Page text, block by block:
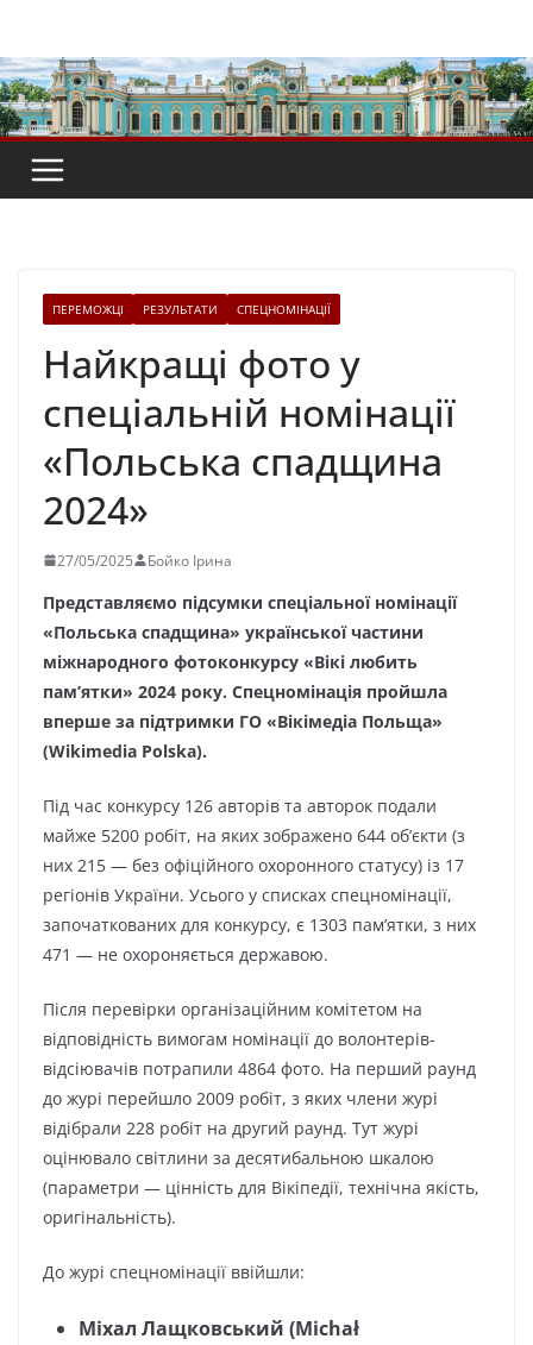
вмісту
ПЕРЕМОЖЦІ РЕЗУЛЬТАТИ СПЕЦНОМІНАЦІЇ
Найкращі фото у
спеціальній номінації
«Польська спадщина
2024»
27/05/2025 Бойко Ірина
Представляємо підсумки спеціальної номінації
«Польська спадщина» української частини
міжнародного фотоконкурсу «Вікі любить
пам’ятки» 2024 року. Спецномінація пройшла
вперше за підтримки ГО «Вікімедіа Польща»
(Wikimedia Polska).
Під час конкурсу 126 авторів та авторок подали
майже 5200 робіт, на яких зображено 644 об’єкти (з
них 215 — без офіційного охоронного статусу) із 17
регіонів України. Усього у списках спецномінації,
започаткованих для конкурсу, є 1303 пам’ятки, з них
471 — не охороняється державою.
Після перевірки організаційним комітетом на
відповідність вимогам номінації до волонтерів-
відсіювачів потрапили 4864 фото. На перший раунд
до журі перейшло 2009 робіт, з яких члени журі
відібрали 228 робіт на другий раунд. Тут журі
оцінювало світлини за десятибальною шкалою
(параметри — цінність для Вікіпедії, технічна якість,
оригінальність).
До журі спецномінації ввійшли:
Міхал Лащковський (Michał